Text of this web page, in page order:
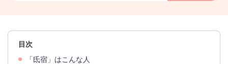
目次
「氐宿」はこんな人